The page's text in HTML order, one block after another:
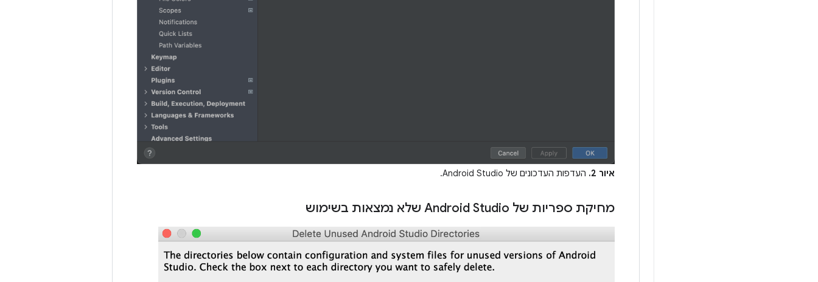
איור 2. העדפות העדכונים של Android Studio.
מחיקת ספריות של Android Studio שלא נמצאות בשימוש